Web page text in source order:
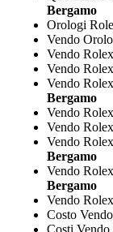
Bergamo
Orologi
Vendo
Vendo
Vendo
Vendo
Bergamo
Vendo
Vendo
Vendo
Bergamo
Vendo
Bergamo
Vendo
Costo
Costi